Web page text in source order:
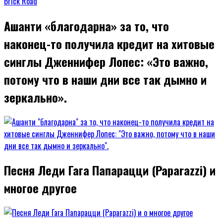
Ашанти «благодарна» за то, что
наконец-то получила кредит на хитовые
синглы Дженнифер Лопес: «Это важно,
потому что в наши дни все так дымно и
зеркально».
Песня Леди Гага Папарацци (Paparazzi) и
многое другое